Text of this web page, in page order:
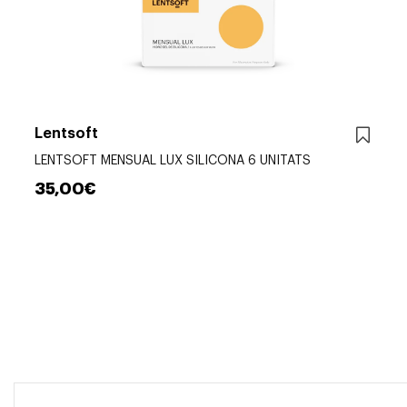
Lentsoft
LENTSOFT MENSUAL LUX SILICONA 6 UNITATS
35,00€